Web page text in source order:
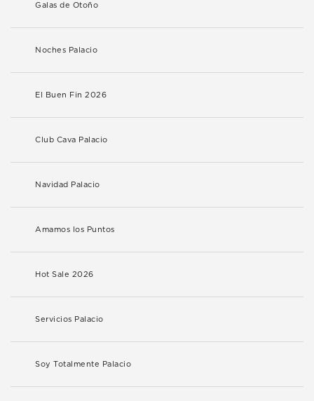
Galas de Otoño
Noches Palacio
El Buen Fin 2026
Club Cava Palacio
Navidad Palacio
Amamos los Puntos
Hot Sale 2026
Servicios Palacio
Soy Totalmente Palacio